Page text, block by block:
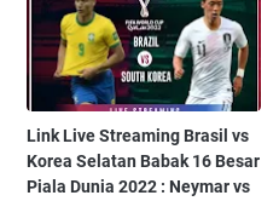
Link Live Streaming Brasil vs
Korea Selatan Babak 16 Besar
Piala Dunia 2022 : Neymar vs